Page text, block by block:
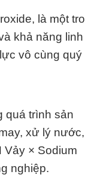
là một
khả năng linh
vô cùng quý
quá trình sản
xử lý nước,
Vảy × Sodium
nghiệp.